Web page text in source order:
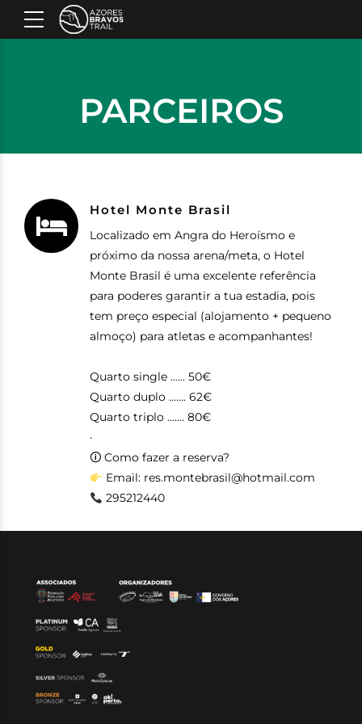
PARCEIROS
Hotel Monte Brasil
Localizado em Angra do Heroísmo e
próximo da nossa arena/meta, o Hotel
Monte Brasil é uma excelente referência
para poderes garantir a tua estadia, pois
tem preço especial (alojamento + pequeno
almoço) para atletas e acompanhantes!
Quarto single ...... 50€
Quarto duplo ....... 62€
Quarto triplo ....... 80€
·
🛈 Como fazer a reserva?
Email: res.montebrasil@hotmail.com
295212440